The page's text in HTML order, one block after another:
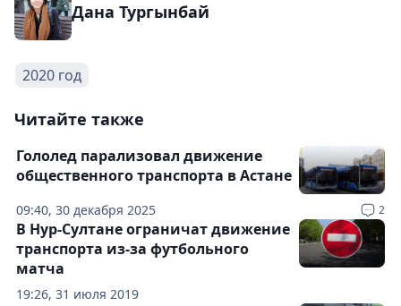
Дана Тургынбай
2020 год
Читайте также
09:40, 30 декабря 2025 2
Гололед парализовал движение
общественного транспорта в Астане
19:26, 31 июля 2019
В Нур-Султане ограничат движение
транспорта из-за футбольного
матча